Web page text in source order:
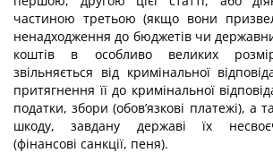
частиною третьою (якщо вони
ненадходження до бюджетів чи
коштів в особливо великих
звільняється від кримінальної
притягнення її до кримінальної
податки, збори (обов’язкові платежі), а
шкоду, завдану державі їх
(фінансові санкції, пеня).